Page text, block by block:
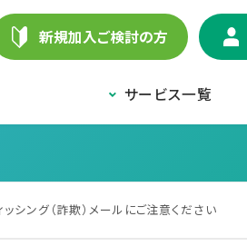
新規加入ご検討の方
サービス一覧
シング（詐欺）メールにご注意ください